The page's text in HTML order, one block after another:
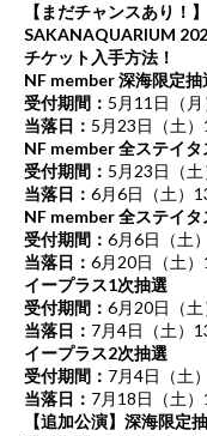
【まだチャンスあり！】
SAKANAQUARIUM
チケット入手方法！
NF member 深海限定抽
受付期間： 5月11日（月
当落日： 5月23日（土
NF member 全ステイタ
受付期間： 5月23日（土
当落日： 6月6日（土）
NF member 全ステイタ
受付期間： 6月6日（土
当落日： 6月20日（土
イープラス1次抽選
受付期間： 6月20日（土
当落日： 7月4日（土）
イープラス2次抽選
受付期間： 7月4日（土
当落日： 7月18日（土
【追加公演】深海限定